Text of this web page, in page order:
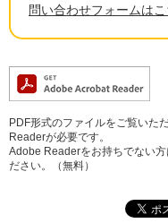
問い合わせフォームはこ
PDF形式のファイルをご覧いた
Readerが必要です。
Adobe Readerをお持ちでない
ださい。（無料）